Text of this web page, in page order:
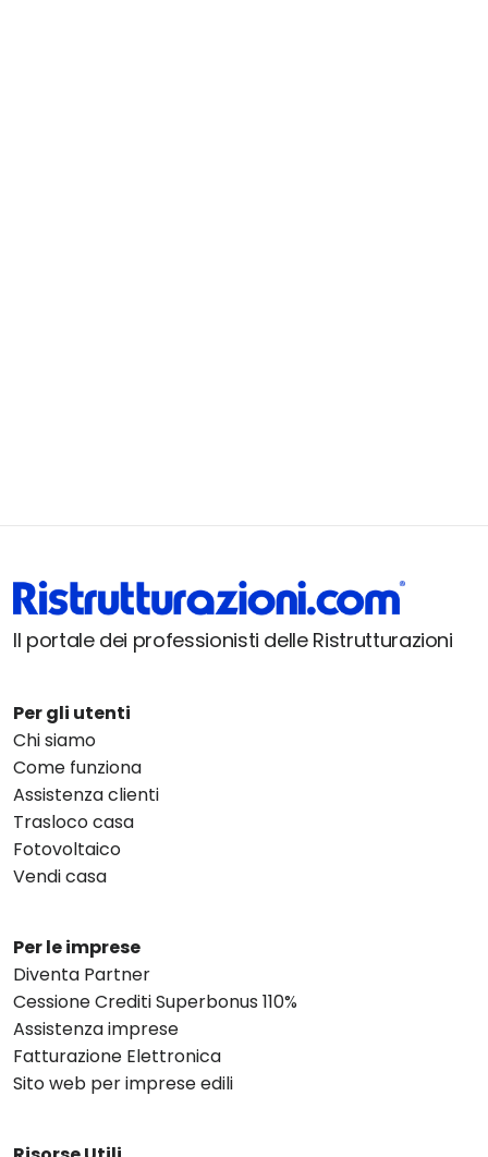
Il portale dei professionisti delle Ristrutturazioni
Per gli utenti
Chi siamo
Come funziona
Assistenza clienti
Trasloco casa
Fotovoltaico
Vendi casa
Per le imprese
Diventa Partner
Cessione Crediti Superbonus 110%
Assistenza imprese
Fatturazione Elettronica
Sito web per imprese edili